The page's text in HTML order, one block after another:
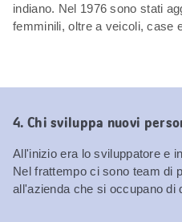
indiano. Nel 1976 sono stati
femminili, oltre a veicoli, case
4. Chi sviluppa nuovi
All'inizio era lo sviluppatore e
Nel frattempo ci sono team di
all'azienda che si occupano di